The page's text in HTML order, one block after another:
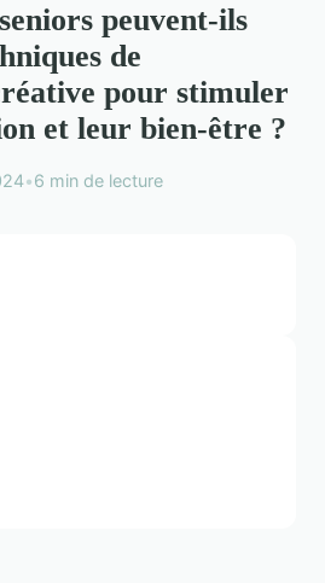
peuvent-ils
de
pour stimuler
et leur bien-être ?
•6 min de lecture